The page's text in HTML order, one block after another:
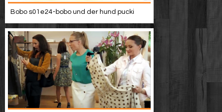
Bobo s01e24-bobo und der hund pucki